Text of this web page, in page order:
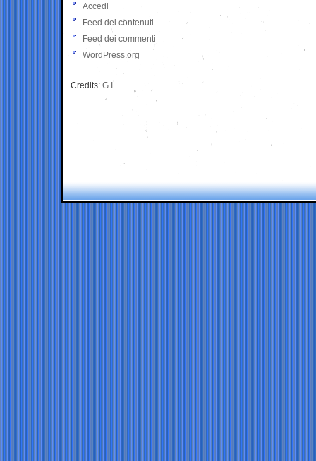
Accedi
Feed dei contenuti
Feed dei commenti
WordPress.org
Credits: G.I